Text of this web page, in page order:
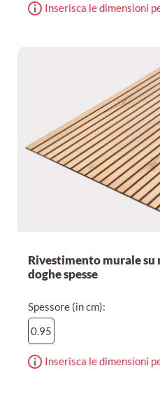
Inserisca le dimensioni
Rivestimento murale su
doghe spesse
Spessore (in cm):
0.95
Inserisca le dimensioni